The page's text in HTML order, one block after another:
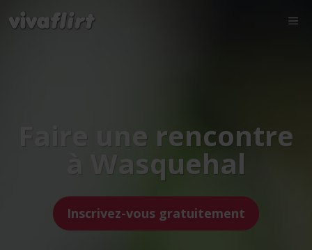
Faire une rencontre
à Wasquehal
Inscrivez-vous gratuitement